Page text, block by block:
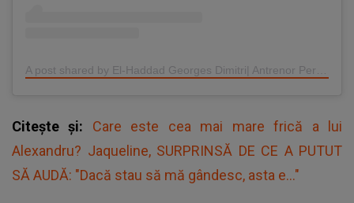
Citește și: Care este cea mai mare frică a lui
Alexandru? Jaqueline, SURPRINSĂ DE CE A PUTUT
SĂ AUDĂ: "Dacă stau să mă gândesc, asta e..."